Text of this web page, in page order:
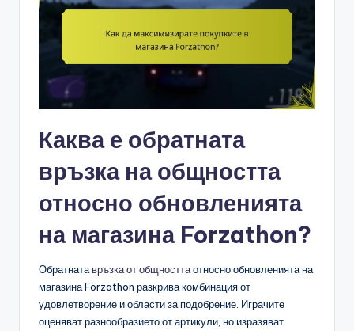
Каква е обратната
връзка на общността
относно обновленията
на магазина Forzathon?
Обратната връзка от общносттаотносно обновленията на
магазина Forzathon разкрива комбинация от
удовлетворение и области за подобрение. Играчите
оценяват разнообразието от артикули, но изразяват